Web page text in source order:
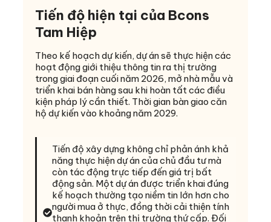
Tiến độ hiện tại của Bcons
Tam Hiệp
Theo kế hoạch dự kiến, dự án sẽ thực hiện các
hoạt động giới thiệu thông tin ra thị trường
trong giai đoạn cuối năm 2026, mở nhà mẫu và
triển khai bán hàng sau khi hoàn tất các điều
kiện pháp lý cần thiết. Thời gian bàn giao căn
hộ dự kiến vào khoảng năm 2029.
Tiến độ xây dựng không chỉ phản ánh khả
năng thực hiện dự án của chủ đầu tư mà
còn tác động trực tiếp đến giá trị bất
động sản. Một dự án được triển khai đúng
kế hoạch thường tạo niềm tin lớn hơn cho
người mua ở thực, đồng thời cải thiện tính
thanh khoản trên thị trường thứ cấp. Đối